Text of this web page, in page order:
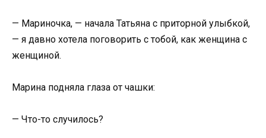
— Мариночка, — начала Татьяна с приторной улыбкой,
— я давно хотела поговорить с тобой, как женщина с
женщиной.
Марина подняла глаза от чашки:
— Что-то случилось?